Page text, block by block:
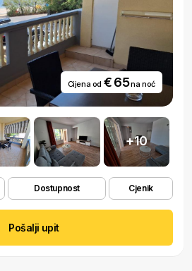
Cijena od € 65na noć
+10
Dostupnost Cjenik
Pošalji upit